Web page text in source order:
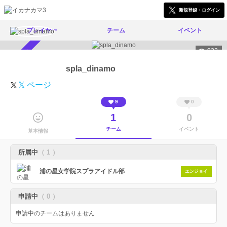
新規登録・ログイン
プレイヤー チーム イベント
932
spla_dinamo
𝕏 ページ
基本情報
9
1
チーム
0
0
イベント
所属中 （ 1 ）
浦の星女学院スプラアイドル部 エンジョイ
申請中 （ 0 ）
申請中のチームはありません